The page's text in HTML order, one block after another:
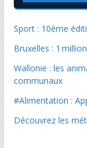
Sport : 10ème
Bruxelles : 1
Wallonie : les
communaux
#Alimentation :
Découvrez les